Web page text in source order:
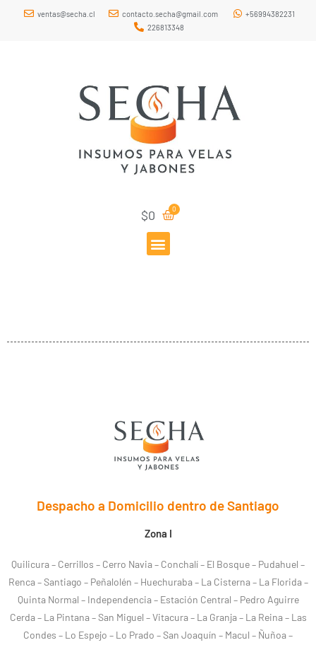
ventas@secha.cl contacto.secha@gmail.com
+56994382231
226813348
$0
Despacho a Domicilio dentro de Santiago
Zona I
Quilicura – Cerrillos – Cerro Navia – Conchalí – El Bosque – Pudahuel –
Renca – Santiago – Peñalolén – Huechuraba – La Cisterna – La Florida –
Quinta Normal – Independencia – Estación Central – Pedro Aguirre
Cerda – La Pintana – San Miguel – Vitacura – La Granja – La Reina – Las
Condes – Lo Espejo – Lo Prado – San Joaquín – Macul – Ñuñoa –